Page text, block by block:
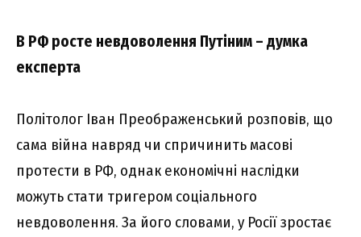
В РФ росте невдоволення Путіним – думка
експерта
Політолог Іван Преображенський розповів, що
сама війна навряд чи спричинить масові
протести в РФ, однак економічні наслідки
можуть стати тригером соціального
невдоволення. За його словами, у Росії зростає